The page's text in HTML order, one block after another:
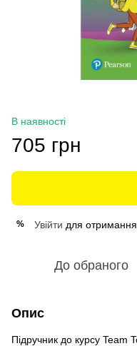
В наявності
705 грн
% Увійти для отримання
До обраного
Опис
Підручник до курсу Team